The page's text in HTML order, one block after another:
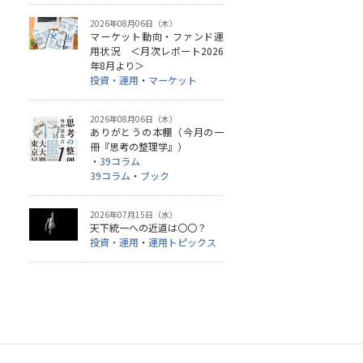
2026年08月06日（木）
マーケット動向・ファンド運
用状況 ＜月次レポート2026
年8月より＞
投資・運用 ・ マーケット
2026年08月06日（木）
ありがとうの本棚（今月の一
冊『思考の整理学』）
・ 39コラム
39コラム ・ ブック
2026年07月15日（水）
天下統一への近道は〇〇？
投資・運用 ・ 運用トピックス